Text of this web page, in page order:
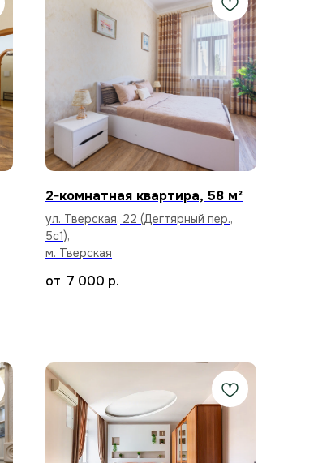
2-комнатная квартира, 58 м²
ул. Тверская, 22 (Дегтярный пер.,
5с1),
м. Тверская
7 000 р.